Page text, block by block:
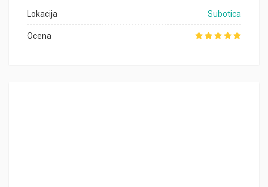
Lokacija Subotica
Ocena